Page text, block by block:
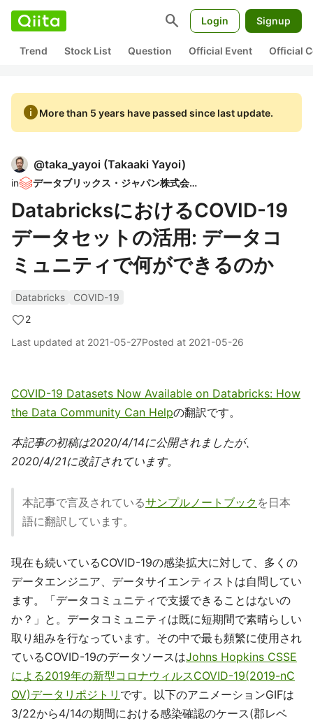
search Login Signup
Trend Stock List Question Official Event Official
infoMore than 5 years have passed since last update.
@taka_yayoi (Takaaki Yayoi)
in データブリックス・ジャパン株式会社
DatabricksにおけるCOVID-19
データセットの活用: データコ
ミュニティで何ができるのか
Databricks
COVID-19
2
Last updated at 2021-05-27Posted at 2021-05-26
COVID-19 Datasets Now Available on Databricks: How
the Data Community Can Helpの翻訳です。
本記事の初稿は2020/4/14に公開されましたが、
2020/4/21に改訂されています。
本記事で言及されているサンプルノートブック を日本
語に翻訳しています。
現在も続いているCOVID-19の感染拡大に対して、多くの
データエンジニア、データサイエンティストは自問してい
ます。「データコミュニティで支援できることはないの
か？」と。データコミュニティは既に短期間で素晴らしい
取り組みを行なっています。その中で最も頻繁に使用され
ているCOVID-19のデータソースはJohns Hopkins CSSE
による2019年の新型コロナウィルスCOVID-19(2019-nC
OV)データリポジトリ です。以下のアニメーションGIFは
3/22から4/14の期間における感染確認のケース(郡レベ